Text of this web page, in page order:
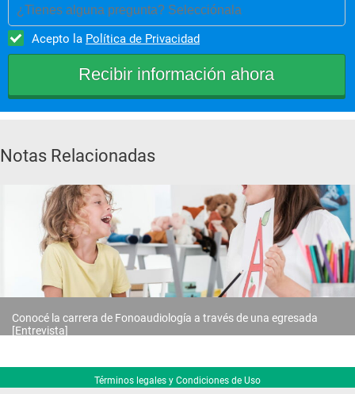
¿Tienes alguna pregunta? Selecciónala
Acepto la Política de Privacidad
Notas Relacionadas
Conocé la carrera de Fonoaudiología a través de una egresada
[Entrevista]
Términos legales y Condiciones de Uso